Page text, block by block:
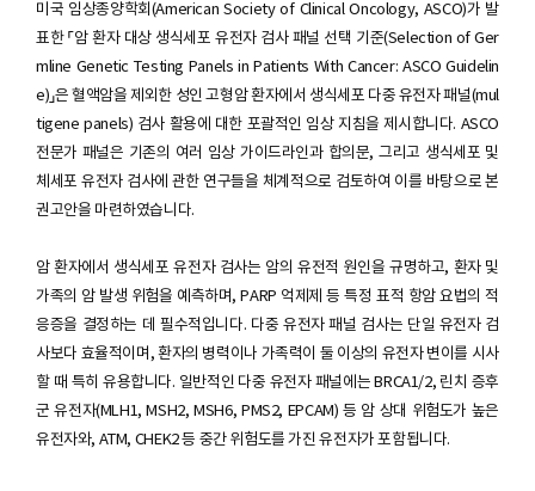
미국 임상종양학회(American Society of Clinical Oncology, ASCO)가 발
표한 「암 환자 대상 생식세포 유전자 검사 패널 선택 기준(Selection of Ger
mline Genetic Testing Panels in Patients With Cancer: ASCO Guidelin
e)」은 혈액암을 제외한 성인 고형암 환자에서 생식세포 다중 유전자 패널(mul
tigene panels) 검사 활용에 대한 포괄적인 임상 지침을 제시합니다. ASCO
전문가 패널은 기존의 여러 임상 가이드라인과 합의문, 그리고 생식세포 및
체세포 유전자 검사에 관한 연구들을 체계적으로 검토하여 이를 바탕으로 본
권고안을 마련하였습니다.
암 환자에서 생식세포 유전자 검사는 암의 유전적 원인을 규명하고, 환자 및
가족의 암 발생 위험을 예측하며, PARP 억제제 등 특정 표적 항암 요법의 적
응증을 결정하는 데 필수적입니다. 다중 유전자 패널 검사는 단일 유전자 검
사보다 효율적이며, 환자의 병력이나 가족력이 둘 이상의 유전자 변이를 시사
할 때 특히 유용합니다. 일반적인 다중 유전자 패널에는 BRCA1/2, 린치 증후
군 유전자(MLH1, MSH2, MSH6, PMS2, EPCAM) 등 암 상대 위험도가 높은
유전자와, ATM, CHEK2 등 중간 위험도를 가진 유전자가 포함됩니다.